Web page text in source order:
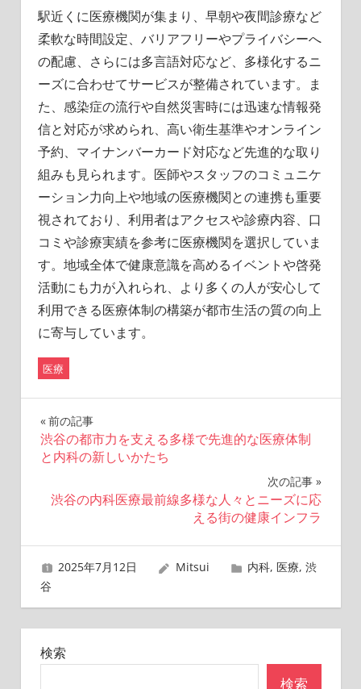
駅近くに医療機関が集まり、早朝や夜間診療など
柔軟な時間設定、バリアフリーやプライバシーへ
の配慮、さらには多言語対応など、多様化するニ
ーズに合わせてサービスが整備されています。ま
た、感染症の流行や自然災害時には迅速な情報発
信と対応が求められ、高い衛生基準やオンライン
予約、マイナンバーカード対応など先進的な取り
組みも見られます。医師やスタッフのコミュニケ
ーション力向上や地域の医療機関との連携も重要
視されており、利用者はアクセスや診療内容、口
コミや診療実績を参考に医療機関を選択していま
す。地域全体で健康意識を高めるイベントや啓発
活動にも力が入れられ、より多くの人が安心して
利用できる医療体制の構築が都市生活の質の向上
に寄与しています。
医療
投
稿
ナ
ゲ
ー
シ
ョ
前の記事
渋谷の都市力を支える多様で先進的な医療体制
と内科の新しいかたち
次の記事
渋谷の内科医療最前線多様な人々とニーズに応
える街の健康インフラ
2025年7月12日 Mitsui 内科, 医療,渋
谷
検索
検索